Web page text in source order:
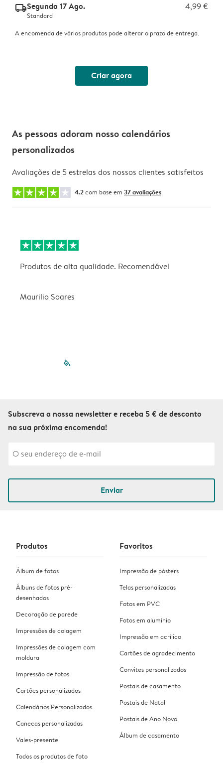
delivery_standard_v2Segunda 17 Ago. 4,99 €
Standard
A encomenda de vários produtos pode alterar o prazo de entrega.
Criar agora
As pessoas adoram nosso calendários
personalizados
Avaliações de 5 estrelas dos nossos clientes satisfeitos
4.2com base em 37 avaliações
Produtos de alta qualidade. Recomendável
Maurilio Soares
filled-pagination
Subscreva a nossa newsletter e receba 5 € de desconto
na sua próxima encomenda!
Enviar
Produtos
Álbum de fotos
Álbuns de fotos pré-
desenhados
Decoração de parede
Impressões de colagem
Impressões de colagem com
moldura
Impressão de fotos
Cartões personalizados
Calendários Personalizados
Canecas personalizadas
Vales-presente
Todos os produtos de foto
Favoritos
Impressão de pósters
Telas personalizadas
Fotos em PVC
Fotos em alumínio
Impressão em acrílico
Cartões de agradecimento
Convites personalizados
Postais de casamento
Postais de Natal
Postais de Ano Novo
Álbum de casamento